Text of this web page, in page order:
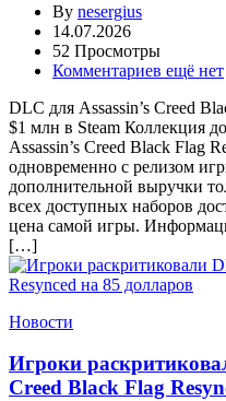
By nesergius
14.07.2026
52 Просмотры
Комментариев ещё нет
DLC для Assassin’s Creed
$1 млн в Steam Коллекция
Assassin’s Creed Black Flag
одновременно с релизом
дополнительной выручки
всех доступных наборов
цена самой игры.
[…]
Новости
Игроки
Creed Black Flag